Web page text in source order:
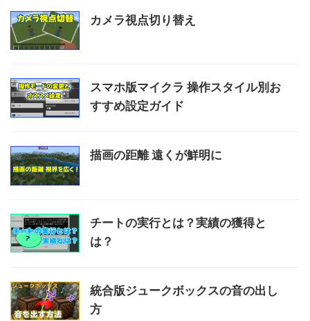
カメラ視点切り替え
スマホ版マイクラ 操作スタイル別お
すすめ設定ガイド
描画の距離 遠くが鮮明に
チートの実行とは？実績の獲得と
は？
統合版ジュークボックスの音の出し
方